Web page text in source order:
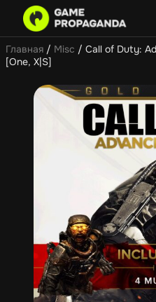
Главная / Misc / Call of Duty:
[One, X|S]